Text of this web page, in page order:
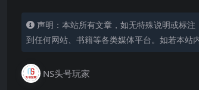
声明：本站所有文章，如无特殊说明或标
到任何网站、书籍等各类媒体平台。如若本站
NS头号玩家